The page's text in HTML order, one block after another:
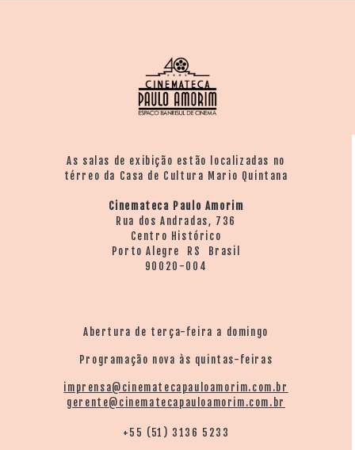
As salas de exibição estão localizadas no
térreo da Casa de Cultura Mario Quintana
Cinemateca Paulo Amorim
Rua dos Andradas, 736
Centro Histórico
Porto Alegre RS Brasil
90020-004
Abertura de terça-feira a domingo
Programação nova às quintas-feiras
imprensa@cinematecapauloamorim.com.br
gerente@cinematecapauloamorim.com.br
+55 (51) 3136 5233